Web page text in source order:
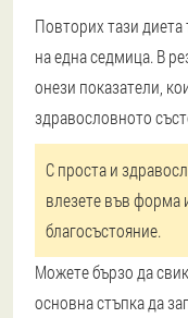
Повторих тази
на една седмица. В
онези показатели,
здравословното
С проста и
влезете във форма
благосъстояние.
Можете бързо да
основна стъпка да